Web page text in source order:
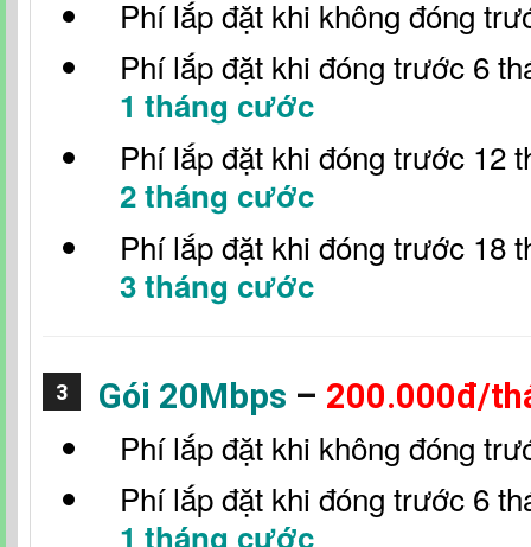
Phí lắp đặt khi không đóng
Phí lắp đặt khi đóng trước 6
1 tháng cước
Phí lắp đặt khi đóng trước 12
2 tháng cước
Phí lắp đặt khi đóng trước 18
3 tháng cước
3 Gói 20Mbps – 200.000đ/
Phí lắp đặt khi không đóng
Phí lắp đặt khi đóng trước 6
1 tháng cước